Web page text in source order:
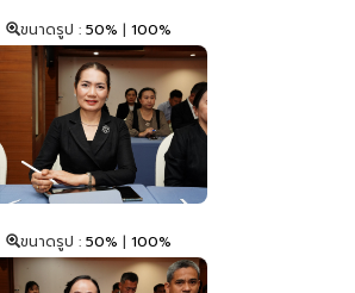
ขนาดรูป : 50% | 100%
ขนาดรูป : 50% | 100%